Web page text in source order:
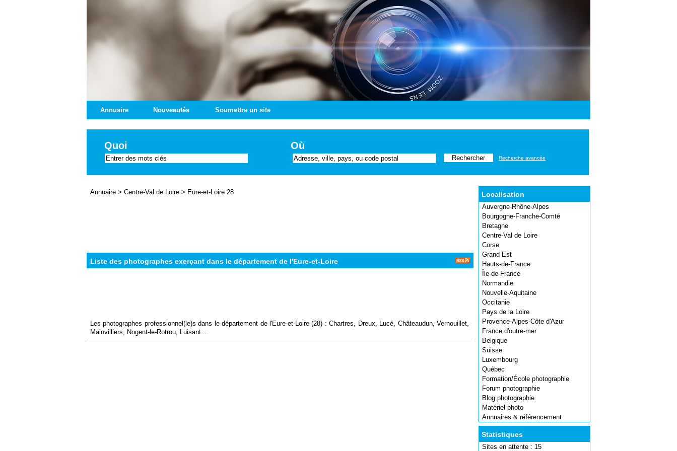
Annuaire Nouveautés Soumettre un site
Quoi Où
Recherche avancée
Localisation
Auvergne-Rhône-Alpes
Bourgogne-Franche-Comté
Bretagne
Centre-Val de Loire
Corse
Grand Est
Hauts-de-France
Île-de-France
Normandie
Nouvelle-Aquitaine
Occitanie
Pays de la Loire
Provence-Alpes-Côte d'Azur
France d'outre-mer
Belgique
Suisse
Luxembourg
Québec
Formation/École photographie
Forum photographie
Blog photographie
Matériel photo
Annuaires & référencement
Statistiques
Sites en attente : 15
Annuaire > Centre-Val de Loire > Eure-et-Loire 28
Liste des photographes exerçant dans le département de l'Eure-et-Loire
Les photographes professionnel(le)s dans le département de l'Eure-et-Loire (28) : Chartres, Dreux, Lucé, Châteaudun, Vernouillet,
Mainvilliers, Nogent-le-Rotrou, Luisant...